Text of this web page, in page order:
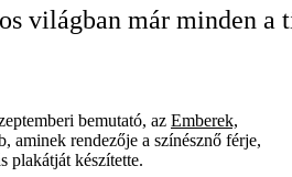
világban már minden a
bemutató, az Emberek,
aminek rendezője a színésznő férje,
plakátját készítette.